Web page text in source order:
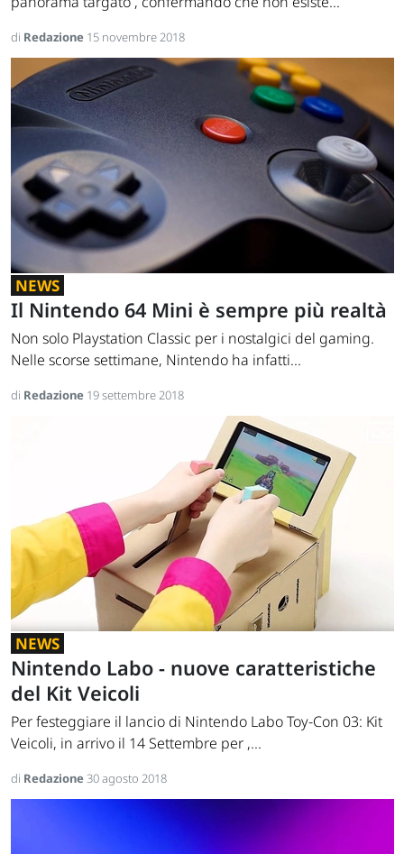
di Redazione 15 novembre 2018
NEWS
Il Nintendo 64 Mini è sempre più realtà
Non solo Playstation Classic per i nostalgici del gaming.
Nelle scorse settimane, Nintendo ha infatti...
di Redazione 19 settembre 2018
NEWS
Nintendo Labo - nuove caratteristiche
del Kit Veicoli
Per festeggiare il lancio di Nintendo Labo Toy-Con 03: Kit
Veicoli, in arrivo il 14 Settembre per ,...
di Redazione30 agosto 2018